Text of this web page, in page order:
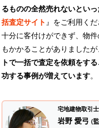
るものの全然売れないとい
括査定サイト 』をご利用く
十分に客付けができず、物
もかかることがありましたが
トで一括で査定を依頼をす
功する事例が増えています。
宅地建物取引
岩野 愛弓 (